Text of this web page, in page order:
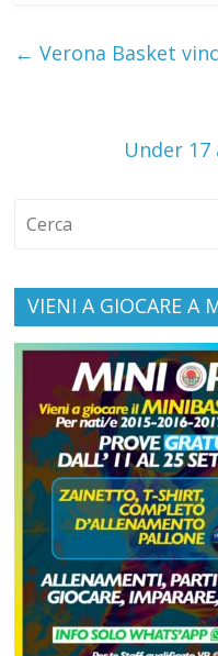
← Verona Basket
Under 17
VIENI A GIOCARE A